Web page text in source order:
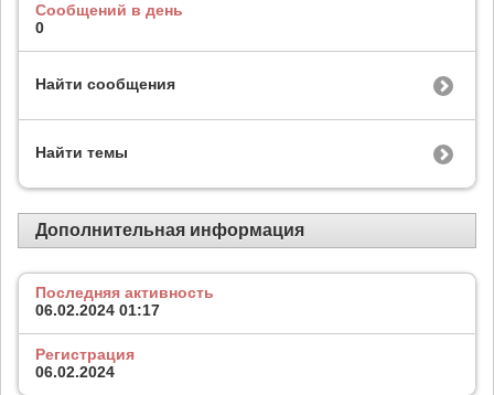
Сообщений в день
0
Найти сообщения
Найти темы
Дополнительная информация
Последняя активность
06.02.2024 01:17
Регистрация
06.02.2024